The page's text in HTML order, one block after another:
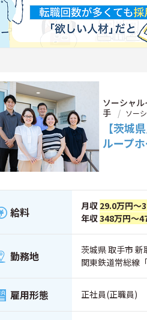
ソーシャ
手
ソー
【茨城
ループ
給料 月収 29.0万円～
年収348万円～
勤務地
茨城県 取手市
関東鉄道常総線
雇用形態 正社員(正職員)